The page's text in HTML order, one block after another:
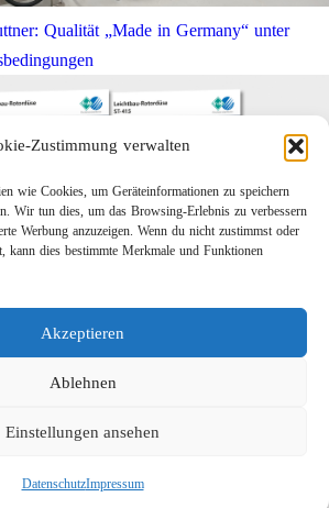
Zustimmung verwalten
wie Cookies, um Geräteinformationen zu speichern
Wir tun dies, um das Browsing-Erlebnis zu verbessern
Werbung anzuzeigen. Wenn du nicht zustimmst oder
kann dies bestimmte Merkmale und Funktionen
Akzeptieren
Ablehnen
Einstellungen ansehen
DatenschutzImpressum
Qualität „Made in Germany“ unter